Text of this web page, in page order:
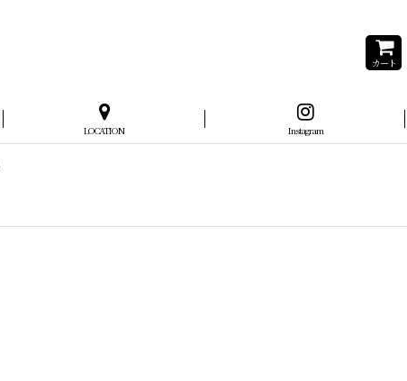
カート
LOCATION Instagram